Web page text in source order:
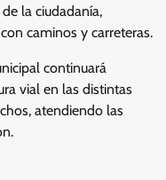
la ciudadanía,
caminos y carreteras.
continuará
vial en las distintas
atendiendo las